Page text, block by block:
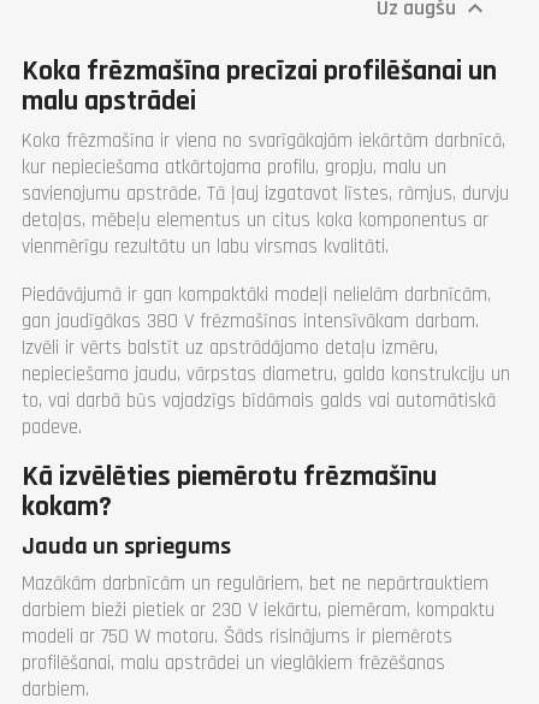
Bīdāmā galda izmērs
(mm)
Sliedes izmērs (mm)
1000
Augstums (mm)
910
Svars (kg)
198
Garantija
1 gadā
Uz augšu 
Koka frēzmašīna precīzai profilēšanai un
malu apstrādei
Koka frēzmašīna ir viena no svarīgākajām iekārtām darbnīcā,
kur nepieciešama atkārtojama profilu, gropju, malu un
savienojumu apstrāde. Tā ļauj izgatavot līstes, rāmjus, durvju
detaļas, mēbeļu elementus un citus koka komponentus ar
vienmērīgu rezultātu un labu virsmas kvalitāti.
Piedāvājumā ir gan kompaktāki modeļi nelielām darbnīcām,
gan jaudīgākas 380 V frēzmašīnas intensīvākam darbam.
Izvēli ir vērts balstīt uz apstrādājamo detaļu izmēru,
nepieciešamo jaudu, vārpstas diametru, galda konstrukciju un
to, vai darbā būs vajadzīgs bīdāmais galds vai automātiskā
padeve.
Kā izvēlēties piemērotu frēzmašīnu
kokam?
Jauda un spriegums
Mazākām darbnīcām un regulāriem, bet ne nepārtrauktiem
darbiem bieži pietiek ar 230 V iekārtu, piemēram, kompaktu
modeli ar 750 W motoru. Šāds risinājums ir piemērots
profilēšanai, malu apstrādei un vieglākiem frēzēšanas
darbiem.